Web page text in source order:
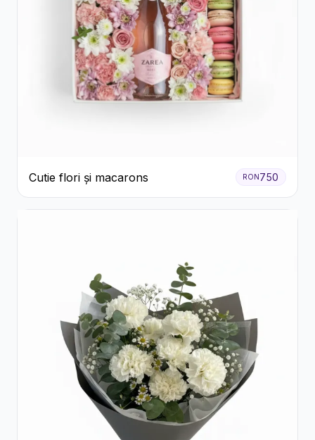
Cutie flori și macarons RON 750